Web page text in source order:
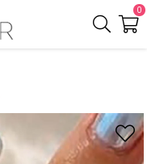
0